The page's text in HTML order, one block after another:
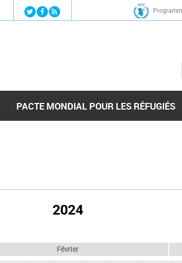
Jump to navigation
PACTE MONDIAL POUR LES RÉFUGIÉS
2024
Février